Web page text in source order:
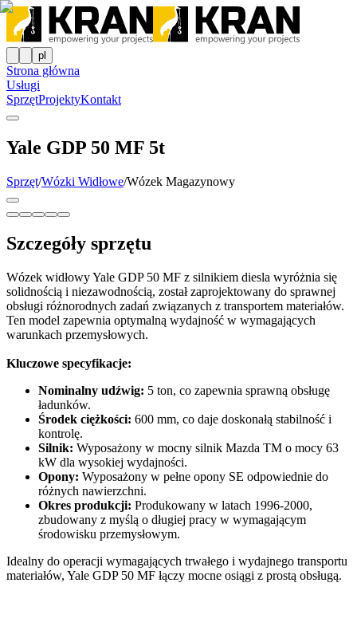
pl
Strona główna
Usługi
SprzętProjektyKontakt
Yale GDP 50 MF 5t
Sprzęt/Wózki Widłowe/Wózek Magazynowy
Szczegóły sprzętu
Wózek widłowy Yale GDP 50 MF z silnikiem diesla wyróżnia się
solidnością i niezawodnością, został zaprojektowany do sprawnej
obsługi różnorodnych zadań związanych z transportem materiałów.
Ten model zapewnia optymalną wydajność w wymagających
warunkach przemysłowych.
Kluczowe specyfikacje:
Nominalny udźwig: 5 ton, co zapewnia sprawną obsługę
ładunków.
Środek ciężkości: 600 mm, co daje doskonałą stabilność i
kontrolę.
Silnik: Wyposażony w mocny silnik Mazda TM o mocy 63
kW dla wysokiej wydajności.
Opony: Wyposażony w pełne opony SE odpowiednie do
różnych nawierzchni.
Okres produkcji: Produkowany w latach 1996-2000,
zbudowany z myślą o długiej pracy w wymagającym
środowisku przemysłowym.
Idealny do operacji wymagających trwałego i wydajnego transportu
materiałów, Yale GDP 50 MF łączy mocne osiągi z prostą obsługą.